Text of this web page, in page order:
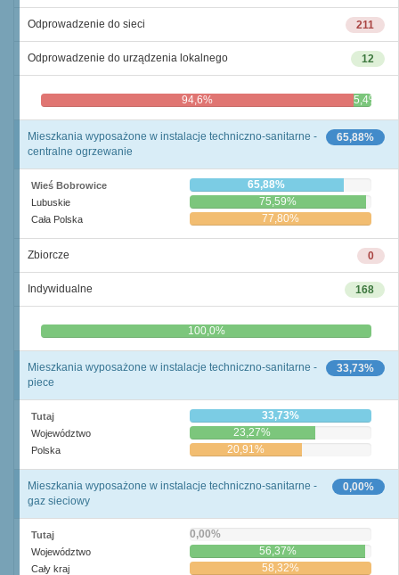
211
Odprowadzenie do sieci
12
Odprowadzenie do urządzenia lokalnego
94,6% 5,4%
65,88%
Mieszkania wyposażone w instalacje techniczno-sanitarne -
centralne ogrzewanie
Wieś Bobrowice 65,88%
Lubuskie 75,59%
Cała Polska 77,80%
0
Zbiorcze
168
Indywidualne
0,0% 100,0%
33,73%
Mieszkania wyposażone w instalacje techniczno-sanitarne -
piece
Tutaj 33,73%
Województwo 23,27%
Polska 20,91%
0,00%
Mieszkania wyposażone w instalacje techniczno-sanitarne -
gaz sieciowy
Tutaj 0,00%
Województwo 56,37%
Cały kraj 58,32%